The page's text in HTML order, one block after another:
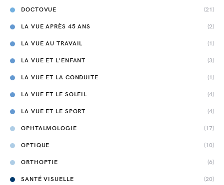
DOCTOVUE (21)
LA VUE APRÈS 45 ANS (2)
LA VUE AU TRAVAIL (1)
LA VUE ET L'ENFANT (3)
LA VUE ET LA CONDUITE (1)
LA VUE ET LE SOLEIL (4)
LA VUE ET LE SPORT (4)
OPHTALMOLOGIE (17)
OPTIQUE (10)
ORTHOPTIE (6)
SANTÉ VISUELLE (20)